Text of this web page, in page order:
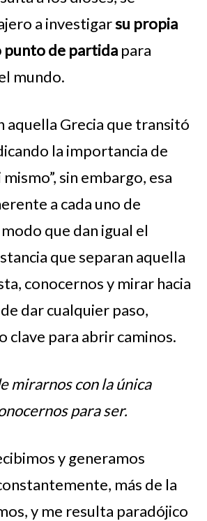
a investigarsu propia
punto de partida para
mundo.
aquella Grecia que transitó
la importancia de
sin embargo, esa
a cada uno de
que dan igual el
que separan aquella
conocernos y mirar hacia
dar cualquier paso,
clave para abrir caminos.
mirarnos con la única
para ser.
y generamos
más de la
y me resulta paradójico